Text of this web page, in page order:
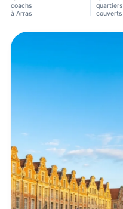
coachs
à Arras
quartiers
couverts